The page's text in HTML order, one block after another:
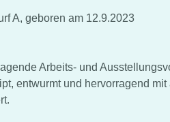
A, geboren am 12.9.2023
Arbeits- und
entwurmt und hervorragend